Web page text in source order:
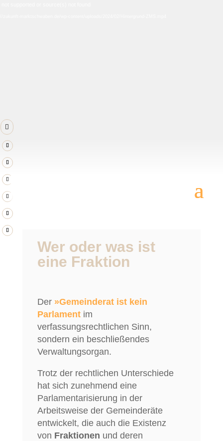

Wer oder was ist
eine Fraktion
Der »Gemeinderat ist kein
Parlamentim
verfassungsrechtlichen Sinn,
sondern ein beschließendes
Verwaltungsorgan.
Trotz der rechtlichen Unterschiede
hat sich zunehmend eine
Parlamentarisierung in der
Arbeitsweise der Gemeinderäte
entwickelt, die auch die Existenz
von Fraktionen und deren